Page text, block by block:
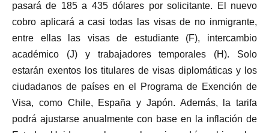
pasará de 185 a 435 dólares por solicitante. El nuevo
cobro aplicará a casi todas las visas de no inmigrante,
entre ellas las visas de estudiante (F), intercambio
académico (J) y trabajadores temporales (H). Solo
estarán exentos los titulares de visas diplomáticas y los
ciudadanos de países en el Programa de Exención de
Visa, como Chile, España y Japón. Además, la tarifa
podrá ajustarse anualmente con base en la inflación de